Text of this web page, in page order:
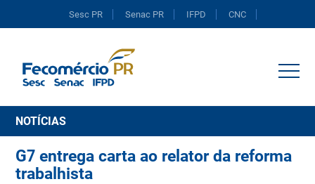
Sesc PR Senac PR IFPD CNC
NOTÍCIAS
G7 entrega carta ao relator da reforma
trabalhista